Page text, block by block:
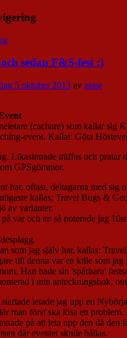
sedan F&S-fest :)
5 oktober 2013 av nisse
(cachare) som kallar sig
event. Kallat: Göta
Likasinnade träffas och pratar
GPSgömmor.
har, oftast, deltagarna med sig
kallas; Travel Bugs &
av varianter.
var och en så noterade jag
som jag själv har, kallas:
till denna var en kille som jag
Han hade sin 'spårbara'
i min anteckningsbok,
letade jag upp en
man först ska lösa ett problem.
på att leta upp den då den
där eventet skulle hållas.